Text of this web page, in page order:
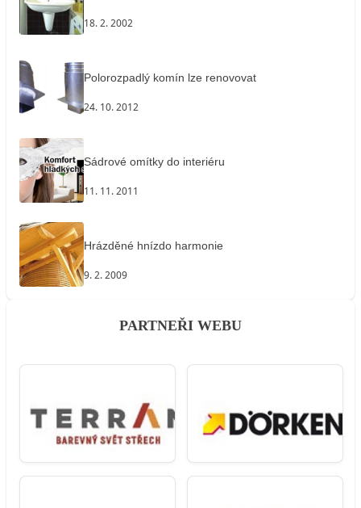
18. 2. 2002
Polorozpadlý komín lze renovovat
24. 10. 2012
Sádrové omítky do interiéru
11. 11. 2011
Hrázděné hnízdo harmonie
9. 2. 2009
PARTNEŘI WEBU